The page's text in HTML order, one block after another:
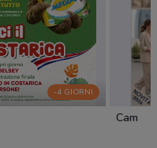
-4 GIORNI
Cam